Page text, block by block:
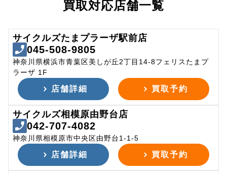
買取対応店舗一覧
サイクルズたまプラーザ駅前店
045-508-9805
神奈川県横浜市青葉区美しが丘2丁目14-8フェリスたまプ
ラーザ 1F
店舗詳細 買取予約
サイクルズ相模原由野台店
042-707-4082
神奈川県相模原市中央区由野台1-1-5
店舗詳細 買取予約